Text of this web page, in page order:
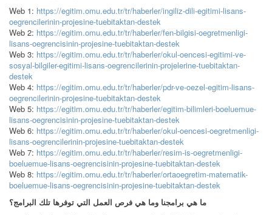
Web 1: https://egitim.omu.edu.tr/tr/haberler/ingiliz-dili-egitimi-lisans-
oegrencilerinin-projesine-tuebitaktan-destek
Web 2: https://egitim.omu.edu.tr/tr/haberler/fen-bilgisi-oegretmenligi-
lisans-oegrencisinin-projesine-tuebitaktan-destek
Web 3: https://egitim.omu.edu.tr/tr/haberler/okul-oencesi-egitimi-ve-
sosyal-bilgiler-egitimi-lisans-oegrencilerinin-projelerine-tuebitaktan-
destek
Web 4: https://egitim.omu.edu.tr/tr/haberler/pdr-ve-oezel-egitim-lisans-
oegrencilerinin-projesine-tuebitaktan-destek
Web 5: https://egitim.omu.edu.tr/tr/haberler/egitim-bilimleri-boeluemue-
lisans-oegrencisinin-projesine-tuebitaktan-destek
Web 6: https://egitim.omu.edu.tr/tr/haberler/okul-oencesi-oegretmenligi-
lisans-oegrencilerinin-projesine-tuebitaktan-destek
Web 7: https://egitim.omu.edu.tr/tr/haberler/resim-is-oegretmenligi-
boeluemue-lisans-oegrencisinin-projesine-tuebitaktan-destek
Web 8: https://egitim.omu.edu.tr/tr/haberler/ortaoegretim-matematik-
boeluemue-lisans-oegrencisinin-projesine-tuebitaktan-destek
ما هي برامجنا وما هي فرص العمل التي توفرها تلك البرامج؟